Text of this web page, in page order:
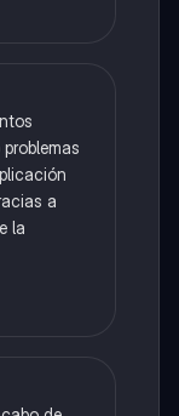
a
la